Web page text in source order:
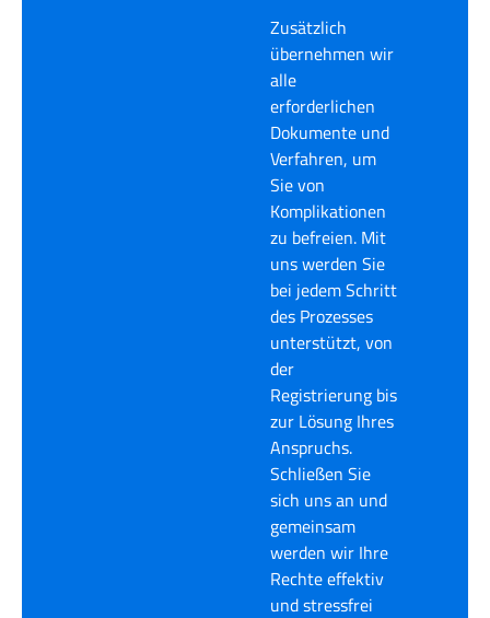
Zusätzlich
übernehmen wir
alle
erforderlichen
Dokumente und
Verfahren, um
Sie von
Komplikationen
zu befreien. Mit
uns werden Sie
bei jedem Schritt
des Prozesses
unterstützt, von
der
Registrierung bis
zur Lösung Ihres
Anspruchs.
Schließen Sie
sich uns an und
gemeinsam
werden wir Ihre
Rechte effektiv
und stressfrei